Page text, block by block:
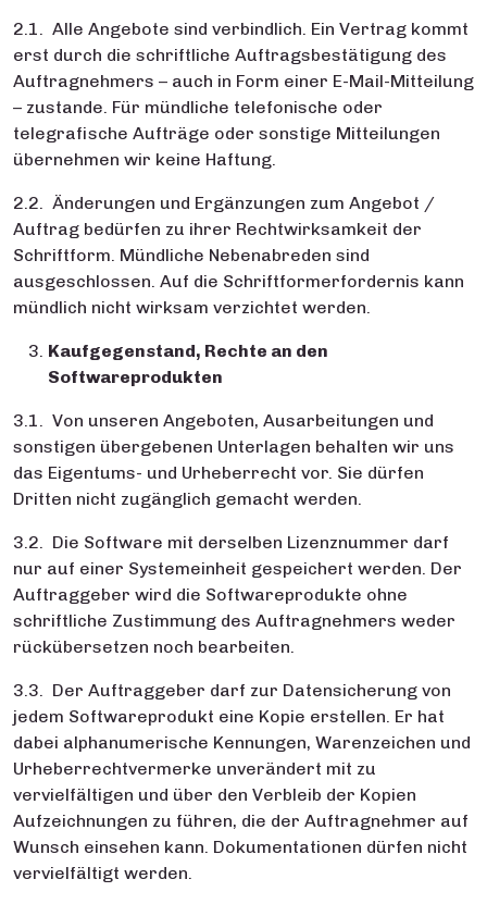
2.1. Alle Angebote sind verbindlich. Ein Vertrag kommt
erst durch die schriftliche Auftragsbestätigung des
Auftragnehmers – auch in Form einer E-Mail-Mitteilung
– zustande. Für mündliche telefonische oder
telegrafische Aufträge oder sonstige Mitteilungen
übernehmen wir keine Haftung.
2.2. Änderungen und Ergänzungen zum Angebot /
Auftrag bedürfen zu ihrer Rechtwirksamkeit der
Schriftform. Mündliche Nebenabreden sind
ausgeschlossen. Auf die Schriftformerfordernis kann
mündlich nicht wirksam verzichtet werden.
Kaufgegenstand, Rechte an den
Softwareprodukten
3.1. Von unseren Angeboten, Ausarbeitungen und
sonstigen übergebenen Unterlagen behalten wir uns
das Eigentums- und Urheberrecht vor. Sie dürfen
Dritten nicht zugänglich gemacht werden.
3.2. Die Software mit derselben Lizenznummer darf
nur auf einer Systemeinheit gespeichert werden. Der
Auftraggeber wird die Softwareprodukte ohne
schriftliche Zustimmung des Auftragnehmers weder
rückübersetzen noch bearbeiten.
3.3. Der Auftraggeber darf zur Datensicherung von
jedem Softwareprodukt eine Kopie erstellen. Er hat
dabei alphanumerische Kennungen, Warenzeichen und
Urheberrechtvermerke unverändert mit zu
vervielfältigen und über den Verbleib der Kopien
Aufzeichnungen zu führen, die der Auftragnehmer auf
Wunsch einsehen kann. Dokumentationen dürfen nicht
vervielfältigt werden.